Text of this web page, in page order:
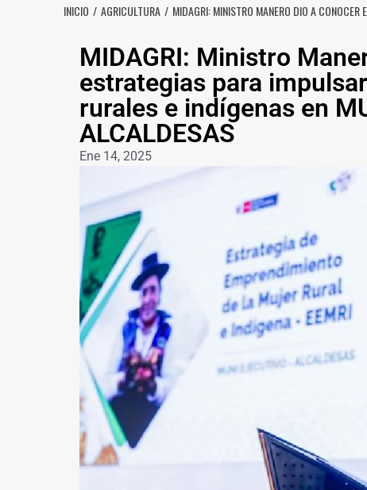
INICIO AGRICULTURA MIDAGRI: MINISTRO MANERO DIO A CONOCER
MIDAGRI: Ministro
estrategias para
rurales e indígenas en
ALCALDESAS
Ene 14, 2025